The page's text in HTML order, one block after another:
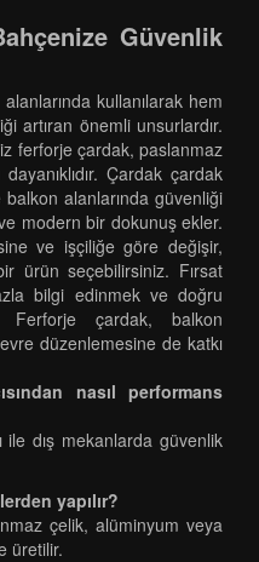
Güvenlik
kullanılarak hem
artıran önemli unsurlardır.
ferforje çardak, paslanmaz
Çardak çardak
alanlarında güvenliği
modern bir dokunuş ekler.
ve işçiliğe göre değişir,
ürün seçebilirsiniz. Fırsat
bilgi edinmek ve doğru
Ferforje çardak, balkon
düzenlemesine de katkı
nasıl performans
ile dış mekanlarda güvenlik
yapılır?
çelik, alüminyum veya
üretilir.